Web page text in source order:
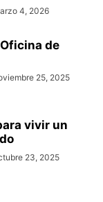
4, 2026
de
25, 2025
vivir un
23, 2025